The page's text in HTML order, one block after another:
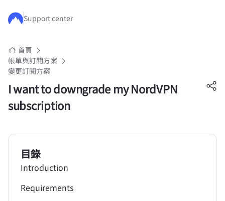
跳至主要內容
Support center
首頁
帳單與訂閱方案
變更訂閱方案
I want to downgrade my NordVPN
subscription
目錄
Introduction
Requirements